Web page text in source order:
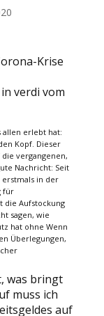
Krise
verdi vom
allen erlebt hat:
Kopf. Dieser
vergangenen,
Nachricht: Seit
erstmals in der
für
die Aufstockung
sagen, wie
hat ohne Wenn
Überlegungen,
was bringt
muss ich
auf